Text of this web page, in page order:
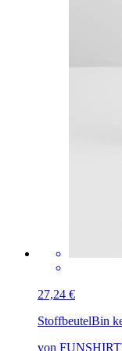
27,24 €
StoffbeutelBin
von